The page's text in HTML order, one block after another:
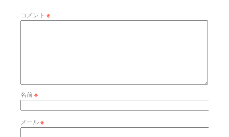
コメント ※
名前※
メール※